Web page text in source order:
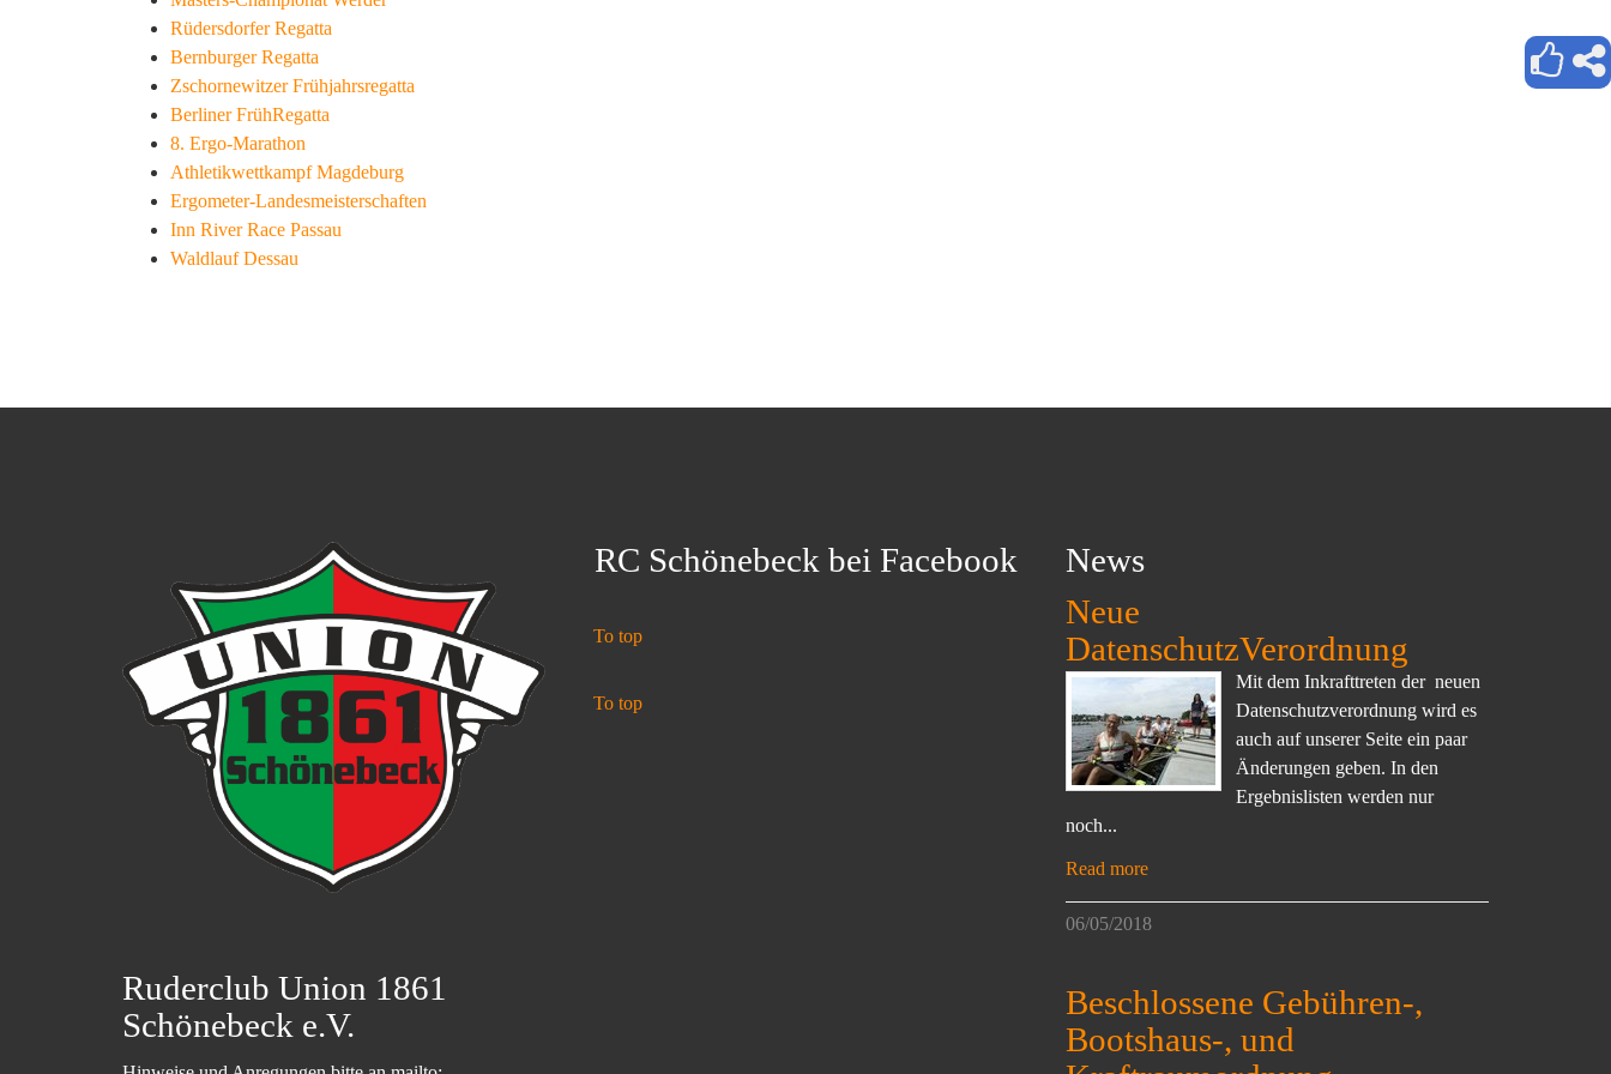
Rüdersdorfer Regatta
Bernburger Regatta
Zschornewitzer Frühjahrsregatta
Berliner FrühRegatta
8. Ergo-Marathon
Athletikwettkampf Magdeburg
Ergometer-Landesmeisterschaften
Inn River Race Passau
Waldlauf Dessau
Ruderclub Union 1861
Schönebeck e.V.
RC Schönebeck bei Facebook
To top
To top
News
Neue
DatenschutzVerordnung
Mit dem Inkrafttreten der neuen
Datenschutzverordnung wird es
auch auf unserer Seite ein paar
Änderungen geben. In den
Ergebnislisten werden nur
noch...
Read more
06/05/2018
Beschlossene Gebühren-,
Bootshaus-, und